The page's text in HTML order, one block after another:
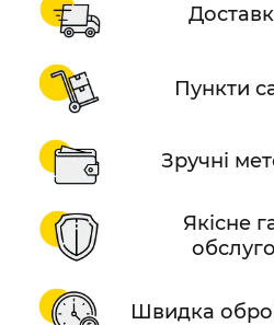
Пункти
Зручні
Якісне
Швидка